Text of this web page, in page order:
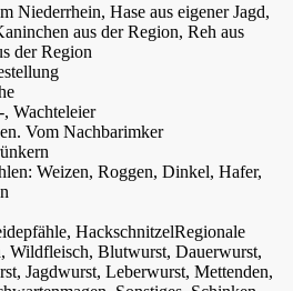
Niederrhein, Hase aus eigener Jagd,
aus der Region, Reh aus
der Region
Wachteleier
Vom Nachbarimker
Weizen, Roggen, Dinkel, Hafer,
HackschnitzelRegionale
Wildfleisch, Blutwurst, Dauerwurst,
Jagdwurst, Leberwurst, Mettenden,